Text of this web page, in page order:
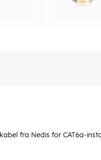
fra Nedis for CAT6a-